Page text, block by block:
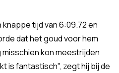
tijd van 6:09.72 en
dat het goud voor hem
misschien kon meestrijden
is fantastisch", zegt hij bij de